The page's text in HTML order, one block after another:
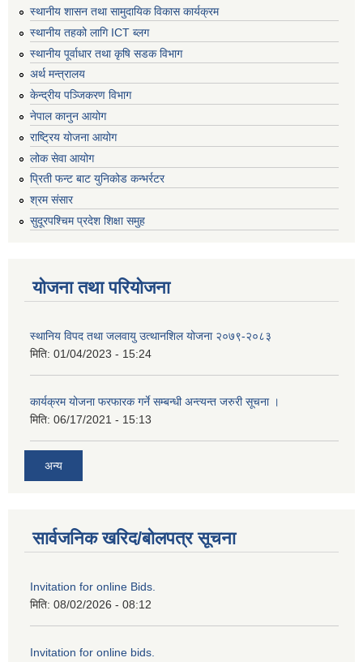
स्थानीय शासन तथा सामुदायिक विकास कार्यक्रम
स्थानीय तहको लागि ICT ब्लग
स्थानीय पूर्वाधार तथा कृषि सडक विभाग
अर्थ मन्त्रालय
केन्द्रीय पञ्जिकरण विभाग
नेपाल कानुन आयोग
राष्ट्रिय योजना आयोग
लोक सेवा आयोग
प्रिती फन्ट बाट युनिकोड कन्भर्रटर
श्रम संसार
सुदूरपश्चिम प्रदेश शिक्षा समुह
योजना तथा परियोजना
स्थानिय विपद तथा जलवायु उत्थानशिल योजना २०७९-२०८३
मिति: 01/04/2023 - 15:24
कार्यक्रम योजना फरफारक गर्ने सम्बन्धी अन्त्यन्त जरुरी सूचना ।
मिति: 06/17/2021 - 15:13
अन्य
सार्वजनिक खरिद/बोलपत्र सूचना
Invitation for online Bids.
मिति: 08/02/2026 - 08:12
Invitation for online bids.